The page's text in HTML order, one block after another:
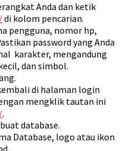
Anda dan ketik
di kolom pencarian.
pengguna, nomor hp,
password yang Anda
karakter, mengandung
dan simbol.
di halaman login
mengklik tautan ini
.
database.
Database, logo atau ikon